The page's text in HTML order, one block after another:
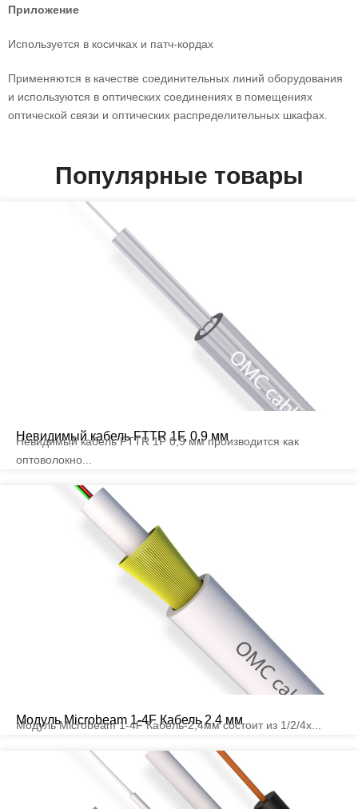
Приложение
Используется в косичках и патч-кордах
Применяются в качестве соединительных линий оборудования
и используются в оптических соединениях в помещениях
оптической связи и оптических распределительных шкафах.
Популярные товары
Невидимый кабель FTTR 1F, 0,9 мм
Невидимый кабель FTTR 1F 0,9 мм производится как
оптоволокно...
Модуль Microbeam 1-4F Кабель 2,4 мм
Модуль Microbeam 1-4F Кабель-2,4мм состоит из 1/2/4x...